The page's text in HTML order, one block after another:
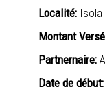
Localité:Isola
Montant
Partnernaire:
Date de début: